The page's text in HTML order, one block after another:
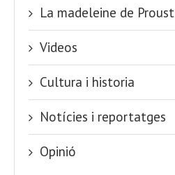
La madeleine de Proust
Videos
Cultura i historia
Notícies i reportatges
Opinió